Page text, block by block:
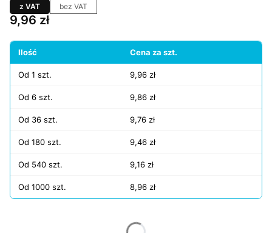
z VAT bez VAT
Cena
9,96 zł
Ilość Cena za szt.
Od 1 szt. 9,96 zł
Od 6 szt. 9,86 zł
Od 36 szt. 9,76 zł
Od 180 szt. 9,46 zł
Od 540 szt. 9,16 zł
Od 1000 szt. 8,96 zł